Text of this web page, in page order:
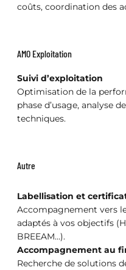
coûts, coordination des
AMO Exploitation
Suivi d’exploitation
Optimisation de la
phase d’usage, analyse
techniques.
Autre
Labellisation et
Accompagnement vers
adaptés à vos objectifs
BREEAM…).
Accompagnement au
Recherche de solutions